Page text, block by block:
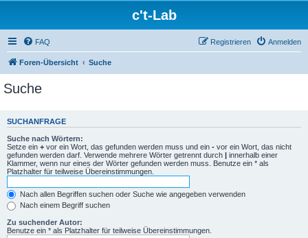
c't-Lab
FAQ Anmelden
Registrieren
Foren-Übersicht Suche
Suche
SUCHANFRAGE
Suche nach Wörtern:
Setze ein + vor ein Wort, das gefunden werden muss und ein - vor ein Wort, das nicht
gefunden werden darf. Verwende mehrere Wörter getrennt durch | innerhalb einer
Klammer, wenn nur eines der Wörter gefunden werden muss. Benutze ein * als
Platzhalter für teilweise Übereinstimmungen.
Nach allen Begriffen suchen oder Suche wie angegeben verwenden
Nach einem Begriff suchen
Zu suchender Autor:
Benutze ein * als Platzhalter für teilweise Übereinstimmungen.